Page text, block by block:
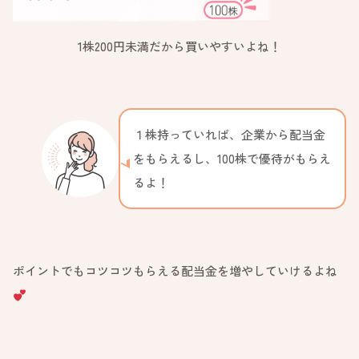
1株200円未満だから買いやすいよね！
１株持っていれば、企業から配当金
をもらえるし、100株で優待がもらえ
るよ！
ポイントでもコツコツもらえる配当金を増やしていけるよね